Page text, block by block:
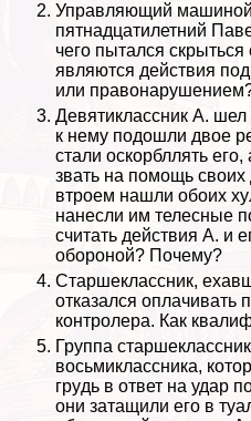
Управляющий машиной
пятнадцатилетний
чего пытался
являются действия
или
Девятиклассник А.
к нему подошли двое
стали оскорбллять
звать на помощь своих
втроем нашли обоих
нанесли им телесные
считать действия А. и
обороной? Почему?
Старшеклассник,
отказался оплачивать
контролера. Как
Группа
восьмиклассника,
гpyдь в ответ на удар
они затащили его в